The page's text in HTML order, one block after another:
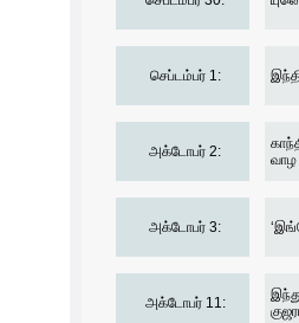
செப்டம்பர் 1:
அக்டோபர் 2:
வாழ
அக்டோபர் 3:
அக்டோபர் 11: